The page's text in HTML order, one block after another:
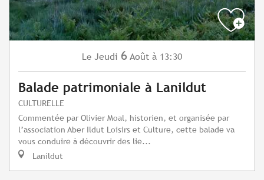
Le Jeudi 6 Août à 13:30
Balade patrimoniale à Lanildut
CULTURELLE
Commentée par Olivier Moal, historien, et organisée par
l’association Aber Ildut Loisirs et Culture, cette balade va
vous conduire à découvrir des lie...
Lanildut